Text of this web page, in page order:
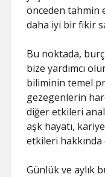
önceden tahmin
daha iyi bir fikir
Bu noktada,
bize yardımcı
biliminin temel
gezegenlerin
diğer etkileri
aşk hayatı,
etkileri
Günlük ve aylık